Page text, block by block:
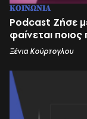
ΚΟΙΝΩΝΙΑ
Podcast Ζήσε
φαίνεται ποιος
Ξένια Κούρτογλου